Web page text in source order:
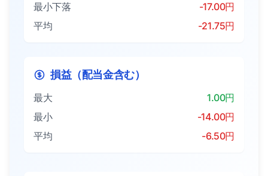
最小下落
-17.00円
平均
-21.75円
損益（配当金含む）
最大
1.00円
最小
-14.00円
平均
-6.50円